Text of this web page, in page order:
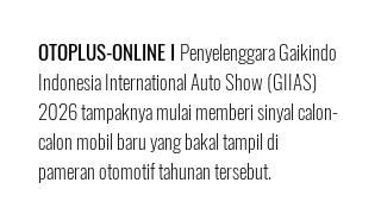
OTOPLUS-ONLINE I Penyelenggara Gaikindo
Indonesia International Auto Show (GIIAS)
2026 tampaknya mulai memberi sinyal calon-
calon mobil baru yang bakal tampil di
pameran otomotif tahunan tersebut.